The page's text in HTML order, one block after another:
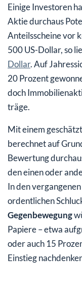
Einige Investoren
Aktie durchaus
Anteilsscheine vor
500 US-Dollar, so
Dollar. Auf
20 Prozent
doch
träge.
Mit einem
berechnet auf
Bewertung
den einen oder
In den
ordentlichen
Gegenbewegung
Papiere – etwa
oder auch 15
Einstieg